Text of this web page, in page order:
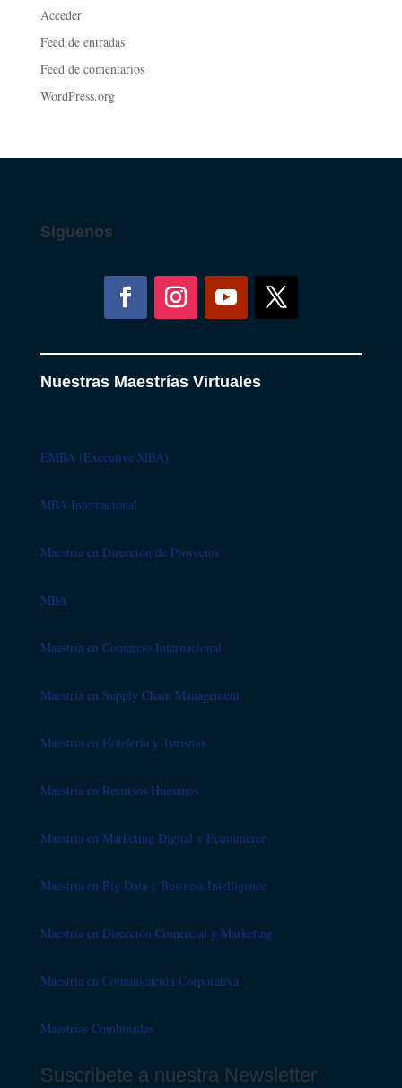
Acceder
Feed de entradas
Feed de comentarios
WordPress.org
Siguenos
Nuestras Maestrías Virtuales
EMBA (Executive MBA)
MBA Internacional
Maestría en Dirección de Proyectos
MBA
Maestría en Comercio Internacional
Maestría en Supply Chain Management
Maestría en Hotelería y Turismo
Maestría en Recursos Humanos
Maestría en Marketing Digital y Ecommerce
Maestría en Big Data y Business Intelligence
Maestría en Dirección Comercial y Marketing
Maestría en Comunicación Corporativa
Maestrías Combinadas
Suscribete a nuestra Newsletter